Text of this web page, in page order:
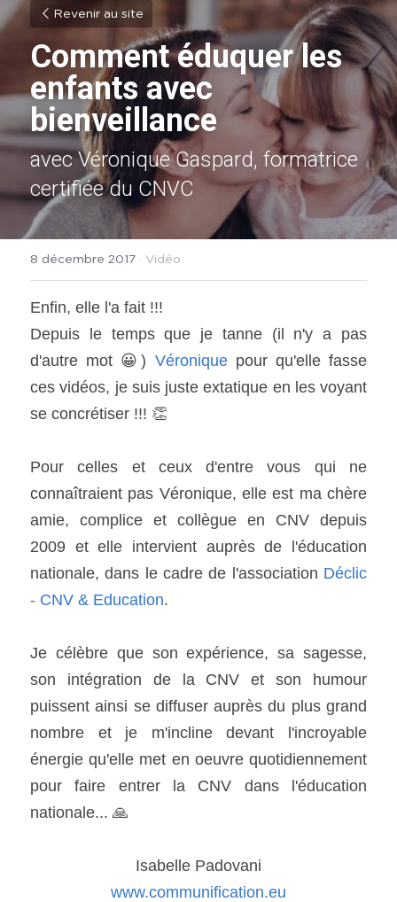
Revenir au site
Comment éduquer les
enfants avec
bienveillance
avec Véronique Gaspard, formatrice
certifiée du CNVC
8 décembre 2017 · Vidéo
Enfin, elle l'a fait !!!
Depuis le temps que je tanne (il n'y a pas
d'autre mot 😀) Véronique pour qu'elle fasse
ces vidéos, je suis juste extatique en les voyant
se concrétiser !!! 👏
Pour celles et ceux d'entre vous qui ne
connaîtraient pas Véronique, elle est ma chère
amie, complice et collègue en CNV depuis
2009 et elle intervient auprès de l'éducation
nationale, dans le cadre de l'association Déclic
- CNV & Education.
Je célèbre que son expérience, sa sagesse,
son intégration de la CNV et son humour
puissent ainsi se diffuser auprès du plus grand
nombre et je m'incline devant l'incroyable
énergie qu'elle met en oeuvre quotidiennement
pour faire entrer la CNV dans l'éducation
nationale... 🙏
Isabelle Padovani
www.communification.eu